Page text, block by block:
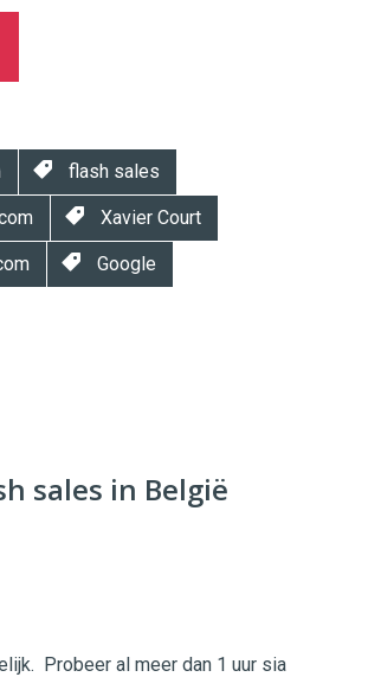
flash sales
Xavier Court
Google
sales in België
Probeer al meer dan 1 uur sia